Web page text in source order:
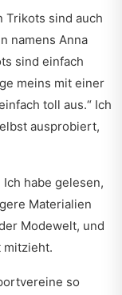
Trikots sind auch
namens Anna
sind einfach
meins mit einer
toll aus.“ Ich
ausprobiert,
habe gelesen,
Materialien
Modewelt, und
mitzieht.
so